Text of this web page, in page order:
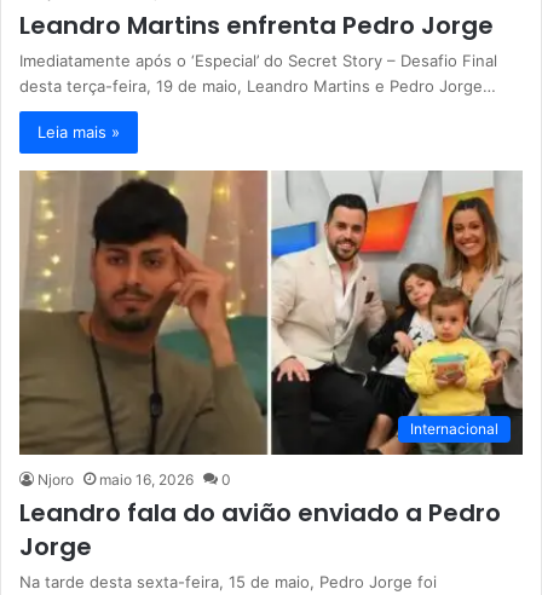
Leandro Martins enfrenta Pedro Jorge
Imediatamente após o ‘Especial’ do Secret Story – Desafio Final
desta terça-feira, 19 de maio, Leandro Martins e Pedro Jorge…
Leia mais »
Internacional
Njoro maio 16, 2026 0
Leandro fala do avião enviado a Pedro
Jorge
Na tarde desta sexta-feira, 15 de maio, Pedro Jorge foi